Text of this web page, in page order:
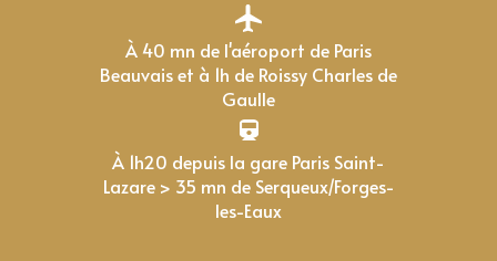
À 40 mn de l'aéroport de Paris
Beauvais et à 1h de Roissy Charles de
Gaulle
À 1h20 depuis la gare Paris Saint-
Lazare > 35 mn de Serqueux/Forges-
les-Eaux